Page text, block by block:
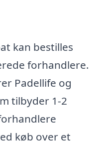
kan bestilles
forhandlere.
Padellife og
tilbyder 1-2
køb over et